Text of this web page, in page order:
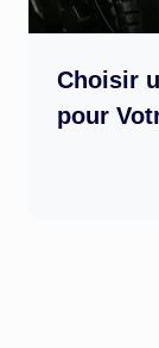
Choisir
pour